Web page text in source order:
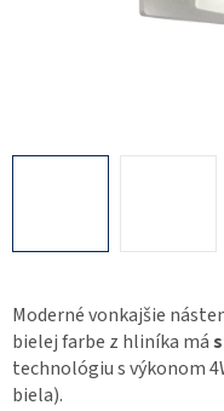
Moderné vonkajšie
bielej farbe z hliníka má
technológiu s výkonom
biela).